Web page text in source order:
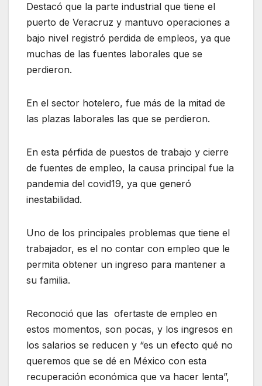
Destacó que la parte industrial que tiene el
puerto de Veracruz y mantuvo operaciones a
bajo nivel registró perdida de empleos, ya que
muchas de las fuentes laborales que se
perdieron.
En el sector hotelero, fue más de la mitad de
las plazas laborales las que se perdieron.
En esta pérfida de puestos de trabajo y cierre
de fuentes de empleo, la causa principal fue la
pandemia del covid19, ya que generó
inestabilidad.
Uno de los principales problemas que tiene el
trabajador, es el no contar con empleo que le
permita obtener un ingreso para mantener a
su familia.
Reconoció que las ofertaste de empleo en
estos momentos, son pocas, y los ingresos en
los salarios se reducen y “es un efecto qué no
queremos que se dé en México con esta
recuperación económica que va hacer lenta”,